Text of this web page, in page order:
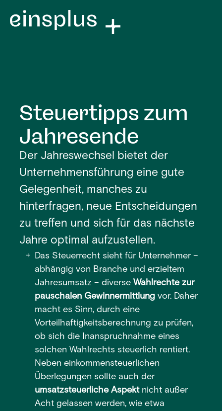
Steuertipps zum
Jahresende
Der Jahreswechsel bietet der
Unternehmensführung eine gute
Gelegenheit, manches zu
hinterfragen, neue Entscheidungen
zu treffen und sich für das nächste
Jahre optimal aufzustellen.
Das Steuerrecht sieht für Unternehmer –
abhängig von Branche und erzieltem
Jahresumsatz – diverse Wahlrechte zur
pauschalen Gewinnermittlungvor. Daher
macht es Sinn, durch eine
Vorteilhaftigkeitsberechnung zu prüfen,
ob sich die Inanspruchnahme eines
solchen Wahlrechts steuerlich rentiert.
Neben einkommensteuerlichen
Überlegungen sollte auch der
umsatzsteuerliche Aspektnicht außer
Acht gelassen werden, wie etwa